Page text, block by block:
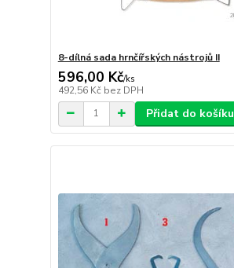
8-dílná sada hrnčířských nástrojů II
596,00 Kč/ks
492,56 Kč bez DPH
Přidat do košíku